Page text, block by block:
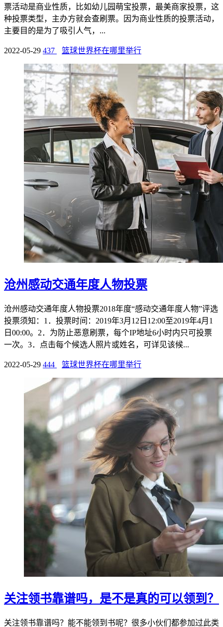
票活动是商业性质，比如幼儿园萌宝投票，最美商家投票，这
种投票类型，主办方就会查刷票。因为商业性质的投票活动，
主要目的是为了吸引人气，...
2022-05-29 437 篮球世界杯在哪里举行
沧州感动交通年度人物投票
沧州感动交通年度人物投票2018年度“感动交通年度人物”评选
投票须知：1．投票时间：2019年3月12日12:00至2019年4月1
日00:00。2．为防止恶意刷票，每个IP地址6小时内只可投票
一次。3．点击每个候选人照片或姓名，可详见该候...
2022-05-29 444 篮球世界杯在哪里举行
关注领书靠谱吗，是不是真的可以领到？
关注领书靠谱吗？能不能领到书呢？很多小伙们都参加过此类